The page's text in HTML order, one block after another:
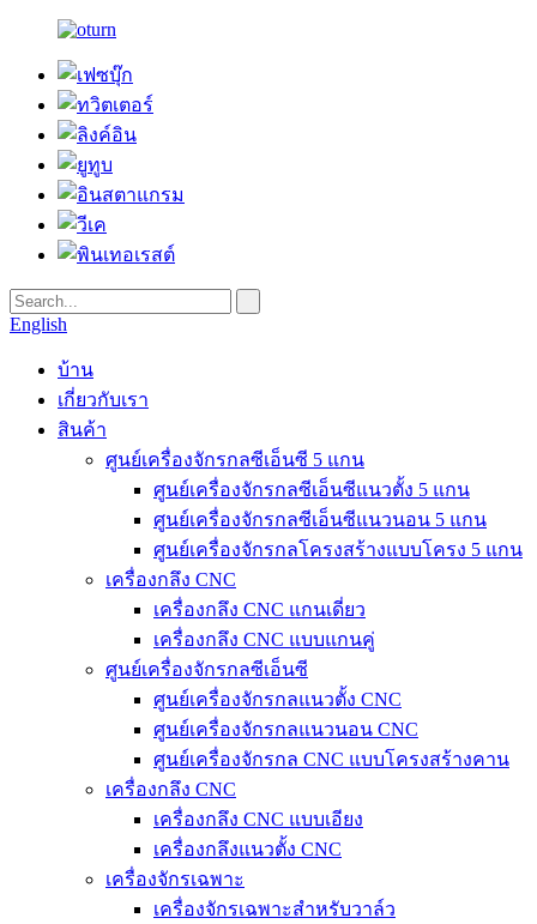
English
บ้าน
เกี่ยวกับเรา
สินค้า
ศูนย์เครื่องจักรกลซีเอ็นซี 5 แกน
ศูนย์เครื่องจักรกลซีเอ็นซีแนวตั้ง 5 แกน
ศูนย์เครื่องจักรกลซีเอ็นซีแนวนอน 5 แกน
ศูนย์เครื่องจักรกลโครงสร้างแบบโครง 5 แกน
เครื่องกลึง CNC
เครื่องกลึง CNC แกนเดี่ยว
เครื่องกลึง CNC แบบแกนคู่
ศูนย์เครื่องจักรกลซีเอ็นซี
ศูนย์เครื่องจักรกลแนวตั้ง CNC
ศูนย์เครื่องจักรกลแนวนอน CNC
ศูนย์เครื่องจักรกล CNC แบบโครงสร้างคาน
เครื่องกลึง CNC
เครื่องกลึง CNC แบบเอียง
เครื่องกลึงแนวตั้ง CNC
เครื่องจักรเฉพาะ
เครื่องจักรเฉพาะสำหรับวาล์ว